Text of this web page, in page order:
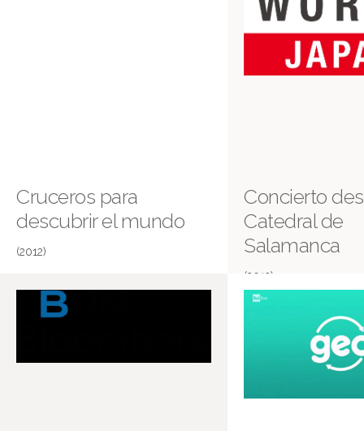
Cruceros para
descubrir el mundo
(2012)
Concierto
Catedral de
Salamanca
(2012)
NHK. Japón